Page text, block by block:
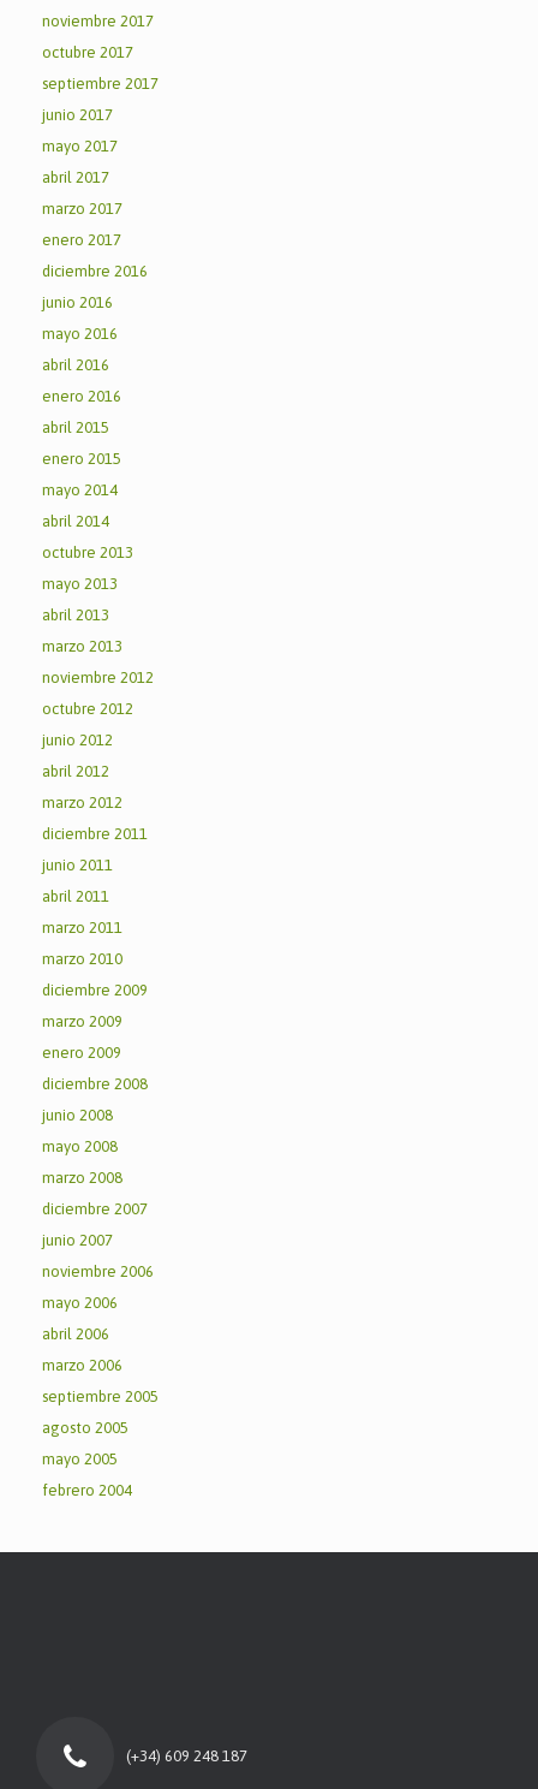
noviembre 2017
octubre 2017
septiembre 2017
junio 2017
mayo 2017
abril 2017
marzo 2017
enero 2017
diciembre 2016
junio 2016
mayo 2016
abril 2016
enero 2016
abril 2015
enero 2015
mayo 2014
abril 2014
octubre 2013
mayo 2013
abril 2013
marzo 2013
noviembre 2012
octubre 2012
junio 2012
abril 2012
marzo 2012
diciembre 2011
junio 2011
abril 2011
marzo 2011
marzo 2010
diciembre 2009
marzo 2009
enero 2009
diciembre 2008
junio 2008
mayo 2008
marzo 2008
diciembre 2007
junio 2007
noviembre 2006
mayo 2006
abril 2006
marzo 2006
septiembre 2005
agosto 2005
mayo 2005
febrero 2004
(+34) 609 248 187